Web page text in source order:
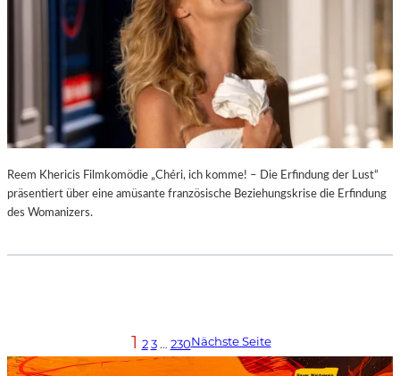
Reem Khericis Filmkomödie „Chéri, ich komme! – Die Erfindung der Lust“
präsentiert über eine amüsante französische Beziehungskrise die Erfindung
des Womanizers.
1 2 3 … 230Nächste Seite